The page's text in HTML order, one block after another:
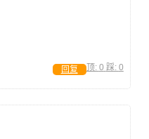
顶: 0 踩: 0
回复